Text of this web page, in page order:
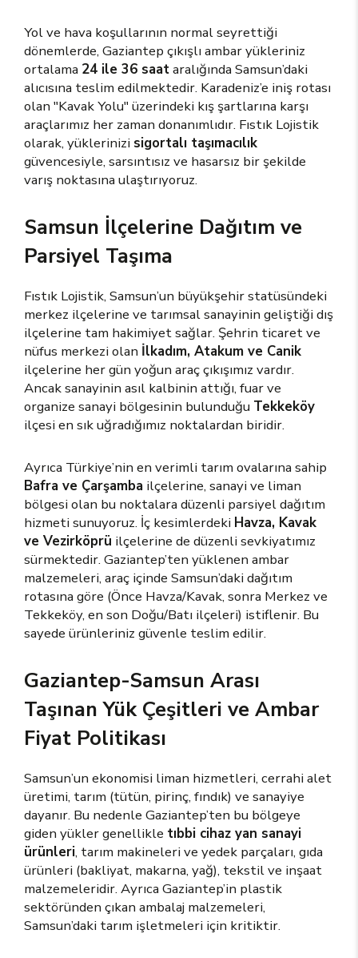
Yol ve hava koşullarının normal seyrettiği
dönemlerde, Gaziantep çıkışlı ambar yükleriniz
ortalama 24 ile 36 saataralığında Samsun’daki
alıcısına teslim edilmektedir. Karadeniz’e iniş rotası
olan "Kavak Yolu" üzerindeki kış şartlarına karşı
araçlarımız her zaman donanımlıdır. Fıstık Lojistik
olarak, yüklerinizi sigortalı taşımacılık
güvencesiyle, sarsıntısız ve hasarsız bir şekilde
varış noktasına ulaştırıyoruz.
Samsun İlçelerine Dağıtım ve
Parsiyel Taşıma
Fıstık Lojistik, Samsun’un büyükşehir statüsündeki
merkez ilçelerine ve tarımsal sanayinin geliştiği dış
ilçelerine tam hakimiyet sağlar. Şehrin ticaret ve
nüfus merkezi olan İlkadım, Atakum ve Canik
ilçelerine her gün yoğun araç çıkışımız vardır.
Ancak sanayinin asıl kalbinin attığı, fuar ve
organize sanayi bölgesinin bulunduğu Tekkeköy
ilçesi en sık uğradığımız noktalardan biridir.
Ayrıca Türkiye’nin en verimli tarım ovalarına sahip
Bafra ve Çarşamba ilçelerine, sanayi ve liman
bölgesi olan bu noktalara düzenli parsiyel dağıtım
hizmeti sunuyoruz. İç kesimlerdeki Havza, Kavak
ve Vezirköprü ilçelerine de düzenli sevkiyatımız
sürmektedir. Gaziantep’ten yüklenen ambar
malzemeleri, araç içinde Samsun’daki dağıtım
rotasına göre (Önce Havza/Kavak, sonra Merkez ve
Tekkeköy, en son Doğu/Batı ilçeleri) istiflenir. Bu
sayede ürünleriniz güvenle teslim edilir.
Gaziantep-Samsun Arası
Taşınan Yük Çeşitleri ve Ambar
Fiyat Politikası
Samsun’un ekonomisi liman hizmetleri, cerrahi alet
üretimi, tarım (tütün, pirinç, fındık) ve sanayiye
dayanır. Bu nedenle Gaziantep’ten bu bölgeye
giden yükler genellikle tıbbi cihaz yan sanayi
ürünleri, tarım makineleri ve yedek parçaları, gıda
ürünleri (bakliyat, makarna, yağ), tekstil ve inşaat
malzemeleridir. Ayrıca Gaziantep’in plastik
sektöründen çıkan ambalaj malzemeleri,
Samsun’daki tarım işletmeleri için kritiktir.